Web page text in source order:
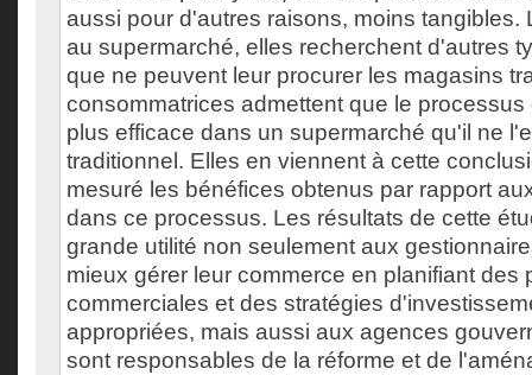
aussi pour d'autres raisons, moins tangibles.
au supermarché, elles recherchent d'autres
que ne peuvent leur procurer les magasins
consommatrices admettent que le
plus efficace dans un supermarché qu'il ne
traditionnel. Elles en viennent à cette
mesuré les bénéfices obtenus par rapport
dans ce processus. Les résultats de cette
grande utilité non seulement aux
mieux gérer leur commerce en planifiant des
commerciales et des stratégies
appropriées, mais aussi aux agences
sont responsables de la réforme et de